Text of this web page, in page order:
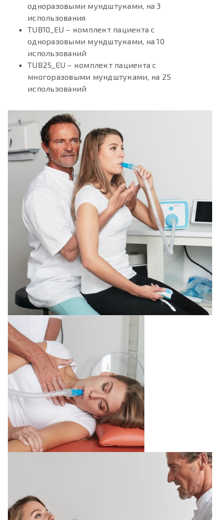
одноразовыми мундштуками, на 3
использования
TUB10_EU – комплект пациента с
одноразовыми мундштуками, на 10
использований
TUB25_EU – комплект пациента с
многоразовыми мундштуками, на 25
использований